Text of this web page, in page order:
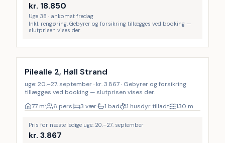
kr. 18.850
Uge 38 · ankomst fredag
Inkl. rengøring. Gebyrer og forsikring tillægges ved booking —
slutprisen vises der.
Pilealle 2, Høll Strand
uge: 20.–27. september · kr. 3.867 · Gebyrer og forsikring
tillægges ved booking — slutprisen vises der.
77 m² 6 pers. 3 vær. 1 bad 1 husdyr tilladt 130 m
Pris for næste ledige uge: 20.–27. september
kr. 3.867